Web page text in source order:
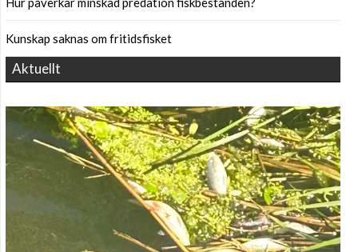
Kunskap saknas om fritidsfisket
Aktuellt